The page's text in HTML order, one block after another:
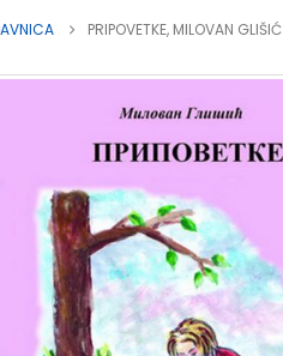
PRIPOVETKE, MILOVAN GLIŠIĆ